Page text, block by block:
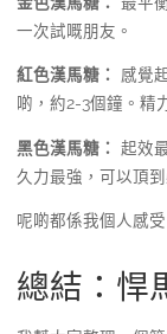
一次試嘅朋友。
紅色漢馬糖：
感覺
啲，約2-3個鐘。精
黑色漢馬糖： 起效
久力最強，可以頂
呢啲都係我個人感
總結：悍